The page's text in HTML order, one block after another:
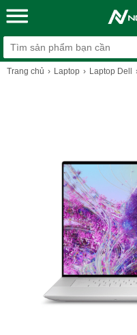
Trang chủ Laptop Laptop Dell